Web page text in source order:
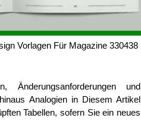
Vorlagen Für Magazine 330438
Änderungsanforderungen und
Analogien in Diesem Artikel
Tabellen, sofern Sie ein neues